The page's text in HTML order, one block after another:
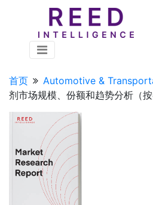
首页 Automotive &
剂市场规模、份额和趋势分析（